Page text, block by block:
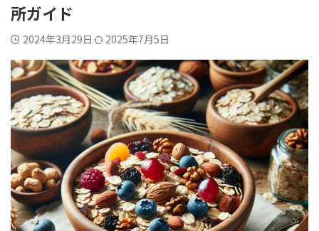
所ガイド
2024年3月29日 2025年7月5日